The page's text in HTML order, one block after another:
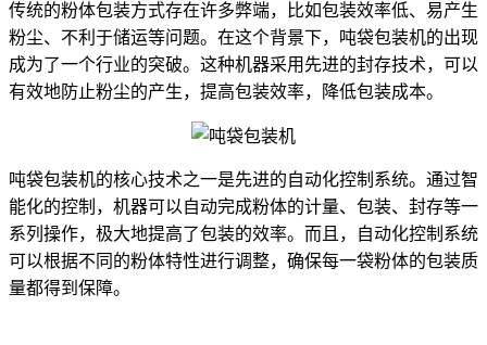
传统的粉体包装方式存在许多弊端，比如包装效率低、易产生
粉尘、不利于储运等问题。在这个背景下，吨袋包装机的出现
成为了一个行业的突破。这种机器采用先进的封存技术，可以
有效地防止粉尘的产生，提高包装效率，降低包装成本。
吨袋包装机的核心技术之一是先进的自动化控制系统。通过智
能化的控制，机器可以自动完成粉体的计量、包装、封存等一
系列操作，极大地提高了包装的效率。而且，自动化控制系统
可以根据不同的粉体特性进行调整，确保每一袋粉体的包装质
量都得到保障。